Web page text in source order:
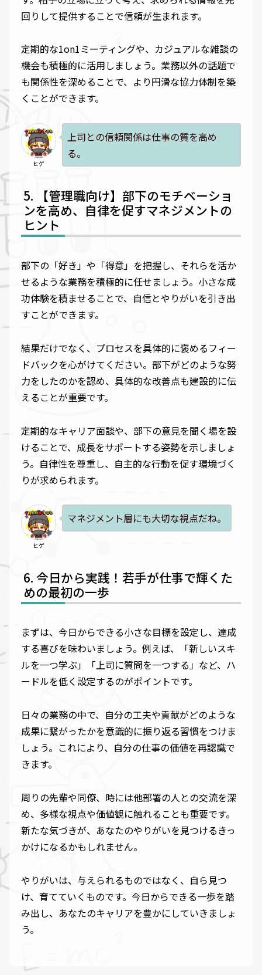
回りして提供することで信頼が生まれます。
定期的な1on1ミーティングや、カジュアルな雑談の
機会も積極的に活用しましょう。業務以外の話題で
も関係性を深めることで、より円滑な協力体制を築
くことができます。
ヒゲ
上司との信頼関係は仕事の質を高め
る。
【管理職向け】部下のモチベーショ
ンを高め、自律を促すマネジメントの
ヒント
部下の「好き」や「得意」を把握し、それらを活か
せるような業務を積極的に任せましょう。小さな成
功体験を積ませることで、自信とやりがいを引き出
すことができます。
結果だけでなく、プロセスを具体的に褒めるフィー
ドバックを心がけてください。部下がどのような努
力をしたのかを認め、具体的な改善点も建設的に伝
えることが重要です。
定期的なキャリア面談や、部下の意見を聞く場を設
けることで、成長をサポートする姿勢を示しましょ
う。自律性を尊重し、自主的な行動を促す環境づく
りが求められます。
ヒゲ
マネジメント層にも大切な視点だね。
今日から実践！若手が仕事で輝くた
めの最初の一歩
まずは、今日からできる小さな目標を設定し、達成
する喜びを味わいましょう。例えば、「新しいスキ
ルを一つ学ぶ」「上司に質問を一つする」など、ハ
ードルを低く設定するのがポイントです。
日々の業務の中で、自分の工夫や貢献がどのような
成果に繋がったかを意識的に振り返る習慣をつけま
しょう。これにより、自分の仕事の価値を再認識で
きます。
周りの先輩や同僚、時には他部署の人との交流を深
め、多様な視点や価値観に触れることも重要です。
新たな気づきが、あなたのやりがいを見つけるきっ
かけになるかもしれません。
やりがいは、与えられるものではなく、自ら見つ
け、育てていくものです。今日からできる一歩を踏
み出し、あなたのキャリアを豊かにしていきましょ
う。